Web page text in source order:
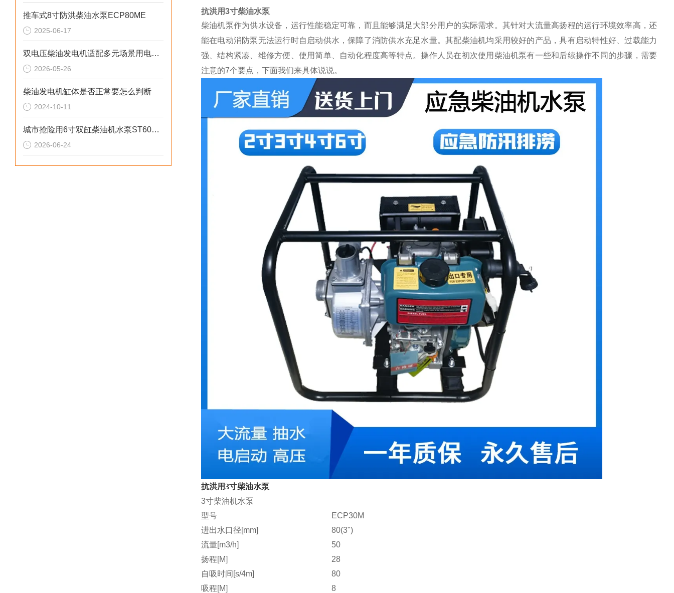
推车式8寸防洪柴油水泵ECP80ME
2025-06-17
双电压柴油发电机适配多元场景用电需求
2026-05-26
柴油发电机缸体是否正常要怎么判断
2024-10-11
城市抢险用6寸双缸柴油机水泵ST60DS产品介绍
2026-06-24
抗洪用3寸柴油水泵
柴油机泵作为供水设备，运行性能稳定可靠，而且能够满足大部分用户的实际需求。其针对大流量高扬程的运行环境效率高，还
能在电动消防泵无法运行时自启动供水，保障了消防供水充足水量。其配柴油机均采用较好的产品，具有启动特性好、过载能力
强、结构紧凑、维修方便、使用简单、自动化程度高等特点。操作人员在初次使用柴油机泵有一些和后续操作不同的步骤，需要
注意的7个要点，下面我们来具体说说。
抗洪用3寸柴油水泵
3寸柴油机水泵
型号
ECP30M
进出水口径[mm]
80(3")
流量[m3/h]
50
扬程[M]
28
自吸时间[s/4m]
80
吸程[M]
8